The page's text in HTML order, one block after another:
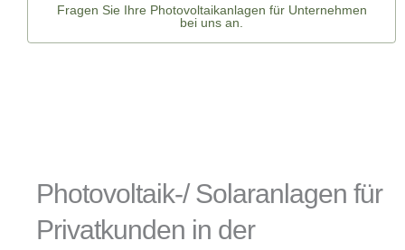
Fragen Sie Ihre Photovoltaikanlagen für Unternehmen
bei uns an.
Photovoltaik-/ Solaranlagen für
Privatkunden in der